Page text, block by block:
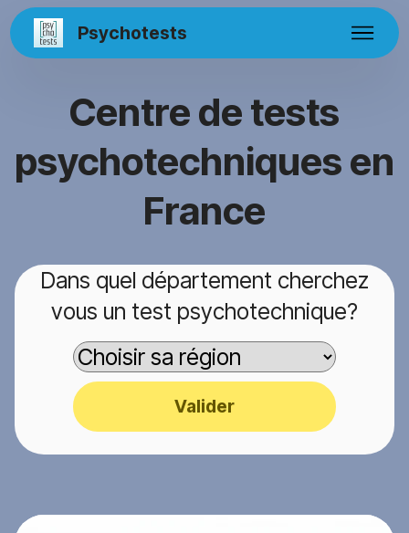
Psychotests
Centre de tests
psychotechniques en
France
Dans quel département cherchez
vous un test psychotechnique?
Valider